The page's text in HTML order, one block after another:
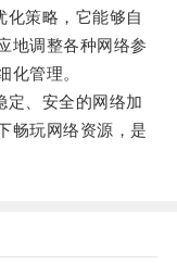
策略，它能够自
地调整各种网络参
化管理。
、安全的网络加
畅玩网络资源，是